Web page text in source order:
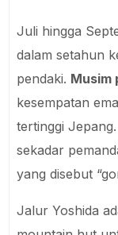
Juli hingga
dalam setahun
pendaki. Musim
kesempatan
tertinggi
sekadar
yang disebut
Jalur Yoshida